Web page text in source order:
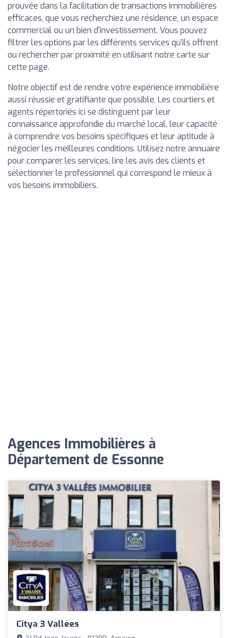
prouvée dans la facilitation de transactions immobilières
efficaces, que vous recherchiez une résidence, un espace
commercial ou un bien d'investissement. Vous pouvez
filtrer les options par les différents services qu'ils offrent
ou rechercher par proximité en utilisant notre carte sur
cette page.
Notre objectif est de rendre votre expérience immobilière
aussi réussie et gratifiante que possible. Les courtiers et
agents répertoriés ici se distinguent par leur
connaissance approfondie du marché local, leur capacité
à comprendre vos besoins spécifiques et leur aptitude à
négocier les meilleures conditions. Utilisez notre annuaire
pour comparer les services, lire les avis des clients et
sélectionner le professionnel qui correspond le mieux à
vos besoins immobiliers.
Agences Immobilières à
Département de Essonne
Citya 3 Vallées